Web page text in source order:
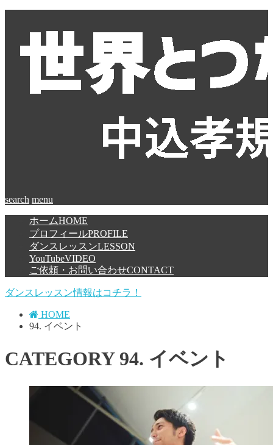
search menu
ホームHOME
プロフィールPROFILE
ダンスレッスンLESSON
YouTubeVIDEO
ご依頼・お問い合わせCONTACT
ダンスレッスン情報はコチラ！
HOME
94. イベント
CATEGORY94. イベント